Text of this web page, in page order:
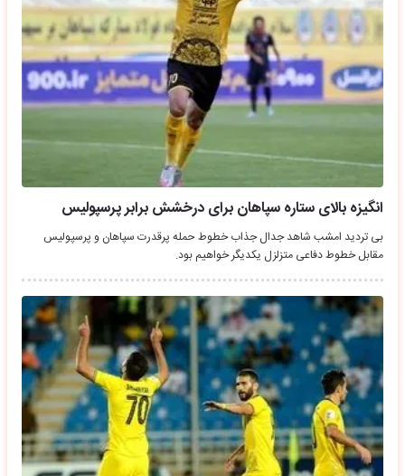
انگیزه بالای ستاره سپاهان برای درخشش برابر پرسپولیس
بی تردید امشب شاهد جدال جذاب خطوط حمله پرقدرت سپاهان و پرسپولیس
مقابل خطوط دفاعی متزلزل یکدیگر خواهیم بود.